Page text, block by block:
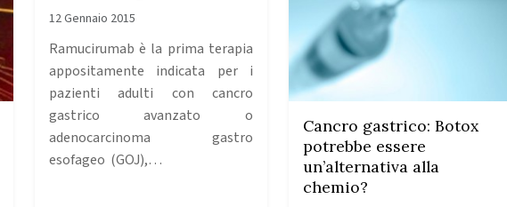
12 Gennaio 2015
Ramucirumab è la prima terapia
appositamente indicata per i
pazienti adulti con cancro
gastrico avanzato o
adenocarcinoma gastro
esofageo (GOJ),…
Cancro gastrico: Botox
potrebbe essere
un’alternativa alla
chemio?